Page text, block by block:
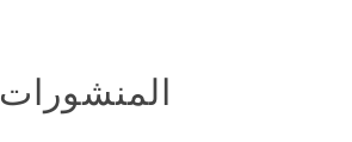
المنشورات